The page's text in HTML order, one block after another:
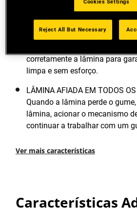
forma rápida, fácil e sem
utilizado com uma só mão.
corretamente a lâmina para
limpa e sem esforço.
LÂMINA AFIADA EM TODOS
Quando a lâmina perde o
lâmina, acionar o mecanismo
continuar a trabalhar com um
Ver mais características
Características
Cookies Settings
Reject All But Necessary